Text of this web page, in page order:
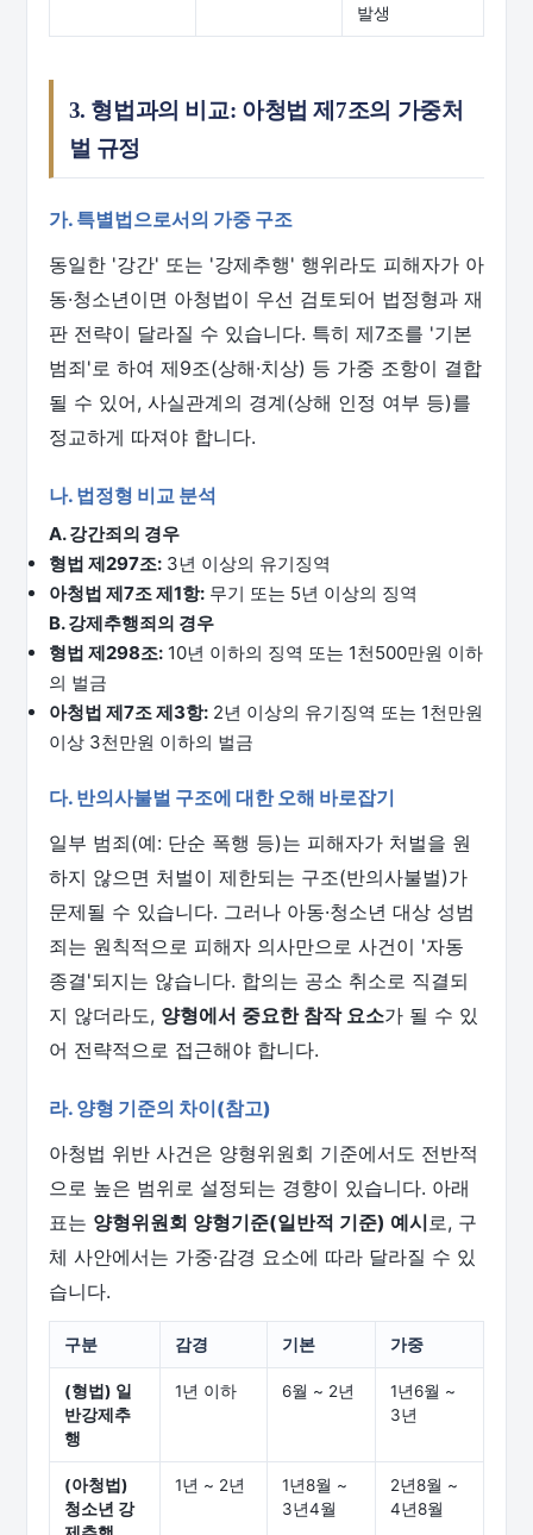
발생
3. 형법과의 비교: 아청법 제7조의 가중처
벌 규정
가. 특별법으로서의 가중 구조
동일한 '강간' 또는 '강제추행' 행위라도 피해자가 아
동·청소년이면 아청법이 우선 검토되어 법정형과 재
판 전략이 달라질 수 있습니다. 특히 제7조를 '기본
범죄'로 하여 제9조(상해·치상) 등 가중 조항이 결합
될 수 있어, 사실관계의 경계(상해 인정 여부 등)를
정교하게 따져야 합니다.
나. 법정형 비교 분석
A. 강간죄의 경우
형법 제297조: 3년 이상의 유기징역
아청법 제7조 제1항: 무기 또는 5년 이상의 징역
B. 강제추행죄의 경우
형법 제298조: 10년 이하의 징역 또는 1천500만원 이하
의 벌금
아청법 제7조 제3항: 2년 이상의 유기징역 또는 1천만원
이상 3천만원 이하의 벌금
다. 반의사불벌 구조에 대한 오해 바로잡기
일부 범죄(예: 단순 폭행 등)는 피해자가 처벌을 원
하지 않으면 처벌이 제한되는 구조(반의사불벌)가
문제될 수 있습니다. 그러나 아동·청소년 대상 성범
죄는 원칙적으로 피해자 의사만으로 사건이 '자동
종결'되지는 않습니다. 합의는 공소 취소로 직결되
지 않더라도, 양형에서 중요한 참작 요소가 될 수 있
어 전략적으로 접근해야 합니다.
라. 양형 기준의 차이(참고)
아청법 위반 사건은 양형위원회 기준에서도 전반적
으로 높은 범위로 설정되는 경향이 있습니다. 아래
표는 양형위원회 양형기준(일반적 기준) 예시로, 구
체 사안에서는 가중·감경 요소에 따라 달라질 수 있
습니다.
구분 감경 기본 가중
(형법) 일
반강제추
행
1년 이하 6월 ~ 2년
1년6월 ~
3년
(아청법)
청소년 강
1년 ~ 2년
1년8월 ~
3년4월
2년8월 ~
4년8월